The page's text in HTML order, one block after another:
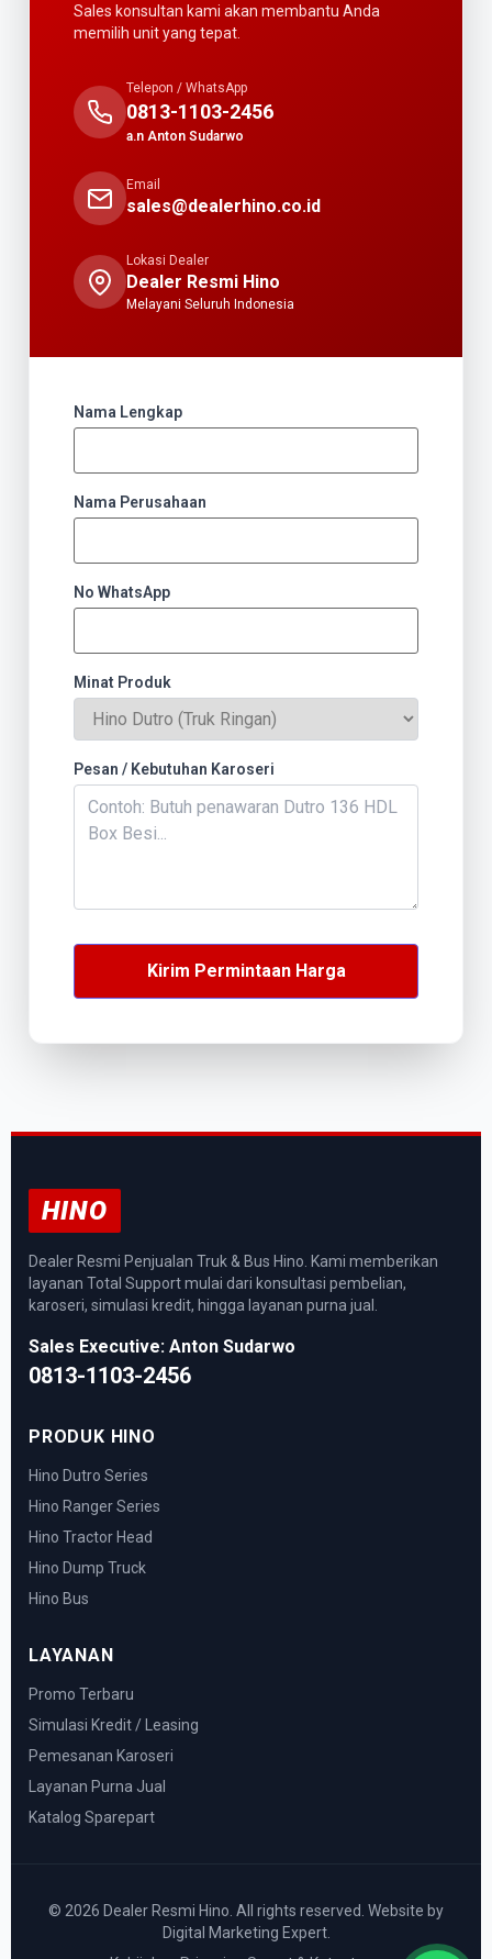
Sales konsultan kami akan membantu Anda
memilih unit yang tepat.
Telepon / WhatsApp
0813-1103-2456
a.n Anton Sudarwo
Email
sales@dealerhino.co.id
Lokasi Dealer
Dealer Resmi Hino
Melayani Seluruh Indonesia
Nama Lengkap
Nama Perusahaan
No WhatsApp
Minat Produk
Pesan / Kebutuhan Karoseri
Kirim Permintaan Harga
HINO
Dealer Resmi Penjualan Truk & Bus Hino. Kami memberikan
layanan Total Support mulai dari konsultasi pembelian,
karoseri, simulasi kredit, hingga layanan purna jual.
Sales Executive: Anton Sudarwo
0813-1103-2456
PRODUK HINO
Hino Dutro Series
Hino Ranger Series
Hino Tractor Head
Hino Dump Truck
Hino Bus
LAYANAN
Promo Terbaru
Simulasi Kredit / Leasing
Pemesanan Karoseri
Layanan Purna Jual
Katalog Sparepart
© 2026 Dealer Resmi Hino. All rights reserved. Website by
Digital Marketing Expert.